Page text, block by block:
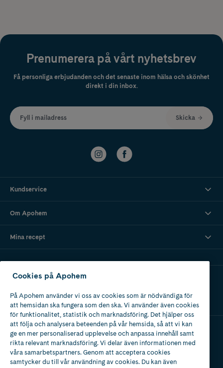
Prenumerera på vårt nyhetsbrev
Få personliga erbjudanden och det senaste inom hälsa och skönhet
direkt i din inbox.
Fyll i mailadress Skicka
Kundservice
Om Apohem
Mina recept
Ladda ner vår app
Apotek med tillstånd
av Läkemedelsverket
Cookies på Apohem
På Apohem använder vi oss av cookies som är nödvändiga för
att hemsidan ska fungera som den ska. Vi använder även cookies
för funktionalitet, statistik och marknadsföring. Det hjälper oss
att följa och analysera beteenden på vår hemsida, så att vi kan
ge en mer personaliserad upplevelse och anpassa innehåll samt
rikta relevant marknadsföring. Vi delar även informationen med
våra samarbetspartners. Genom att acceptera cookies
samtycker du till vår användning av cookies. Du kan även